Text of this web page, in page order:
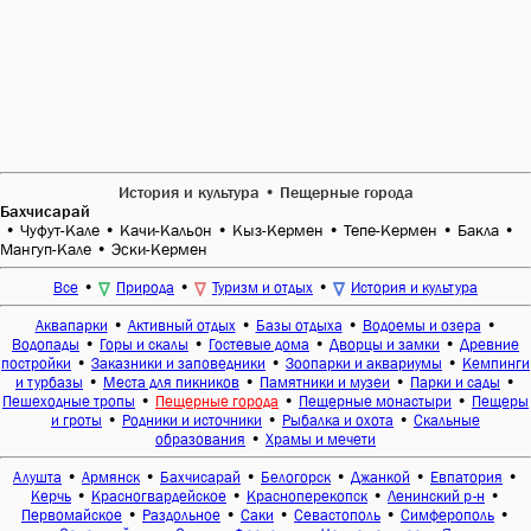
История и культура • Пещерные города
Бахчисарай
• Чуфут-Кале • Качи-Кальон • Кыз-Кермен • Тепе-Кермен • Бакла •
Мангуп-Кале • Эски-Кермен
Все • Природа • Туризм и отдых • История и культура
Аквапарки • Активный отдых • Базы отдыха • Водоемы и озера •
Водопады • Горы и скалы • Гостевые дома • Дворцы и замки • Древние
постройки • Заказники и заповедники • Зоопарки и аквариумы • Кемпинги
и турбазы • Места для пикников • Памятники и музеи • Парки и сады •
Пешеходные тропы • Пещерные города • Пещерные монастыри • Пещеры
и гроты • Родники и источники • Рыбалка и охота • Скальные
образования • Храмы и мечети
Алушта • Армянск • Бахчисарай • Белогорск • Джанкой • Евпатория •
Керчь • Красногвардейское • Красноперекопск • Ленинский р-н •
Первомайское • Раздольное • Саки • Севастополь • Симферополь •